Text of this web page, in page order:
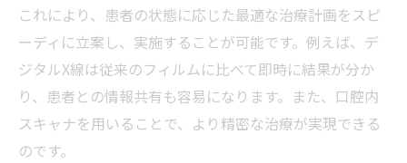
これにより、患者の状態に応じた最適な治療計画をスピ
ーディに立案し、実施することが可能です。例えば、デ
ジタルX線は従来のフィルムに比べて即時に結果が分か
り、患者との情報共有も容易になります。また、口腔内
スキャナを用いることで、より精密な治療が実現できる
のです。